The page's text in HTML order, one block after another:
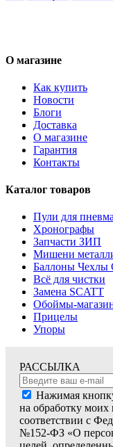
О магазине
Как купить
Новости
Блоги
Доставка
О магазине
Гарантия
Контакты
Каталог товаров
Пули для
Хронографы
Запчасти ЗИП
Мишени
Баллоны Чехлы
Всё для чистки
Замена SCATT
Обоймы-
Прицелы
Упоры
РАССЫЛКА
Нажимая
на обработку
соответствии с
№152-ФЗ «О